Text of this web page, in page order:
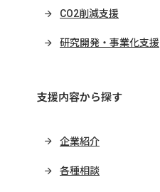
CO2削減支援
研究開発・事業化支援
支援内容から探す
企業紹介
各種相談